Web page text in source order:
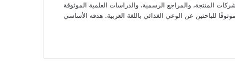
المنتجة، والمراجع الرسمية، والدراسات العلمية الموثوقة
للباحثين عن الوعي الغذائي باللغة العربية. هدفه الأساسي